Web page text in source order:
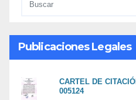
Publicaciones Legales
CARTEL DE
005124